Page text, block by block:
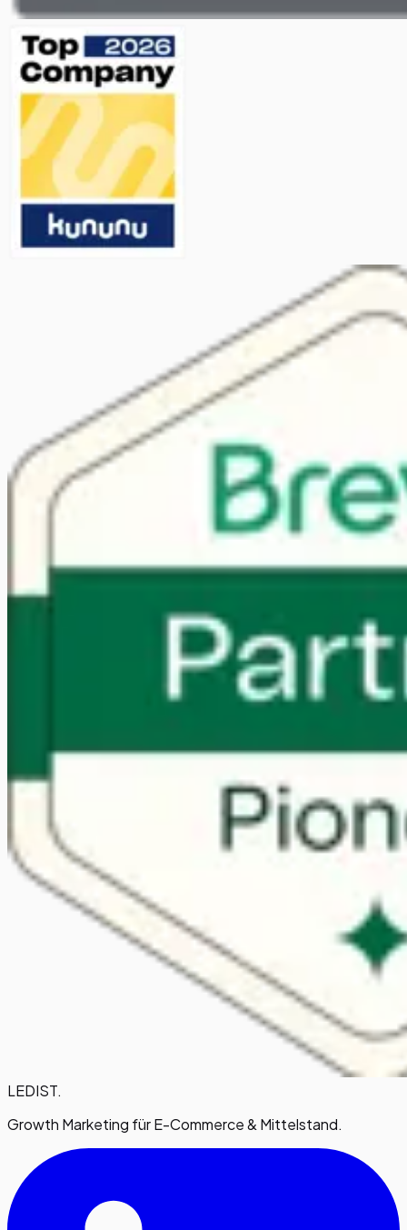
LEDIST.
Growth Marketing für E-Commerce & Mittelstand.